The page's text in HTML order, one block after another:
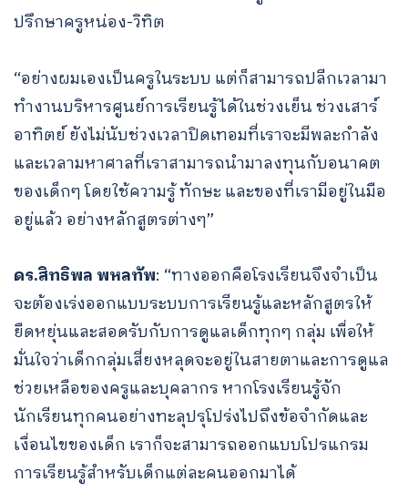
ปรึกษาครูหน่อง-วิทิต
“อย่างผมเองเป็นครูในระบบ แต่ก็สามารถปลีกเวลามา
ทำงานบริหารศูนย์การเรียนรู้ได้ในช่วงเย็น ช่วงเสาร์
อาทิตย์ ยังไม่นับช่วงเวลาปิดเทอมที่เราจะมีพละกำลัง
และเวลามหาศาลที่เราสามารถนำมาลงทุนกับอนาคต
ของเด็กๆ โดยใช้ความรู้ ทักษะ และของที่เรามีอยู่ในมือ
อยู่แล้ว อย่างหลักสูตรต่างๆ”
ดร.สิทธิพล พหลทัพ: “ทางออกคือโรงเรียนจึงจำเป็น
จะต้องเร่งออกแบบระบบการเรียนรู้และหลักสูตรให้
ยืดหยุ่นและสอดรับกับการดูแลเด็กทุกๆ กลุ่ม เพื่อให้
มั่นใจว่าเด็กกลุ่มเสี่ยงหลุดจะอยู่ในสายตาและการดูแล
ช่วยเหลือของครูและบุคลากร หากโรงเรียนรู้จัก
นักเรียนทุกคนอย่างทะลุปรุโปร่งไปถึงข้อจำกัดและ
เงื่อนไขของเด็ก เราก็จะสามารถออกแบบโปรแกรม
การเรียนรู้สำหรับเด็กแต่ละคนออกมาได้